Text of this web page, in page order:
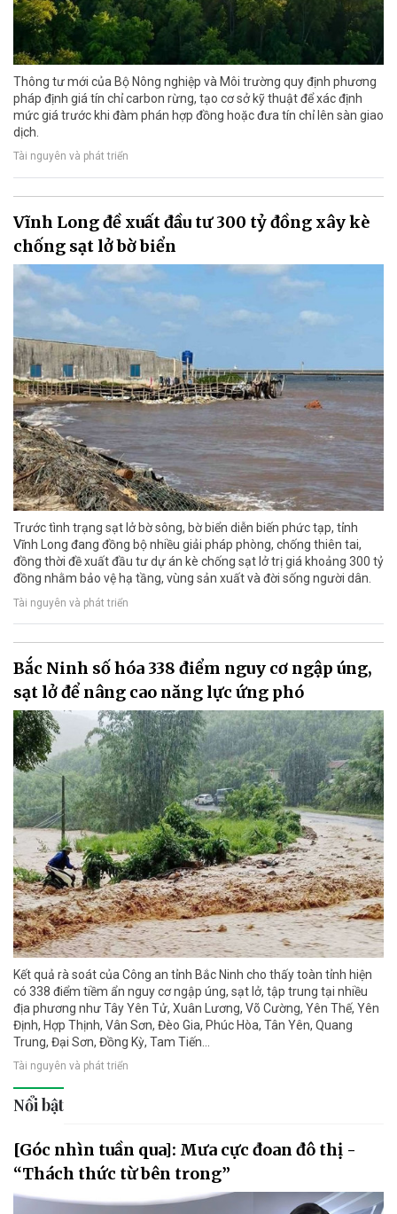
Thông tư mới của Bộ Nông nghiệp và Môi trường quy định phương
pháp định giá tín chỉ carbon rừng, tạo cơ sở kỹ thuật để xác định
mức giá trước khi đàm phán hợp đồng hoặc đưa tín chỉ lên sàn giao
dịch.
Tài nguyên và phát triển
Vĩnh Long đề xuất đầu tư 300 tỷ đồng xây kè
chống sạt lở bờ biển
Trước tình trạng sạt lở bờ sông, bờ biển diễn biến phức tạp, tỉnh
Vĩnh Long đang đồng bộ nhiều giải pháp phòng, chống thiên tai,
đồng thời đề xuất đầu tư dự án kè chống sạt lở trị giá khoảng 300 tỷ
đồng nhằm bảo vệ hạ tầng, vùng sản xuất và đời sống người dân.
Tài nguyên và phát triển
Bắc Ninh số hóa 338 điểm nguy cơ ngập úng,
sạt lở để nâng cao năng lực ứng phó
Kết quả rà soát của Công an tỉnh Bắc Ninh cho thấy toàn tỉnh hiện
có 338 điểm tiềm ẩn nguy cơ ngập úng, sạt lở, tập trung tại nhiều
địa phương như Tây Yên Tử, Xuân Lương, Võ Cường, Yên Thế, Yên
Định, Hợp Thịnh, Vân Sơn, Đèo Gia, Phúc Hòa, Tân Yên, Quang
Trung, Đại Sơn, Đồng Kỳ, Tam Tiến...
Tài nguyên và phát triển
Nổi bật
[Góc nhìn tuần qua]: Mưa cực đoan đô thị -
“Thách thức từ bên trong”